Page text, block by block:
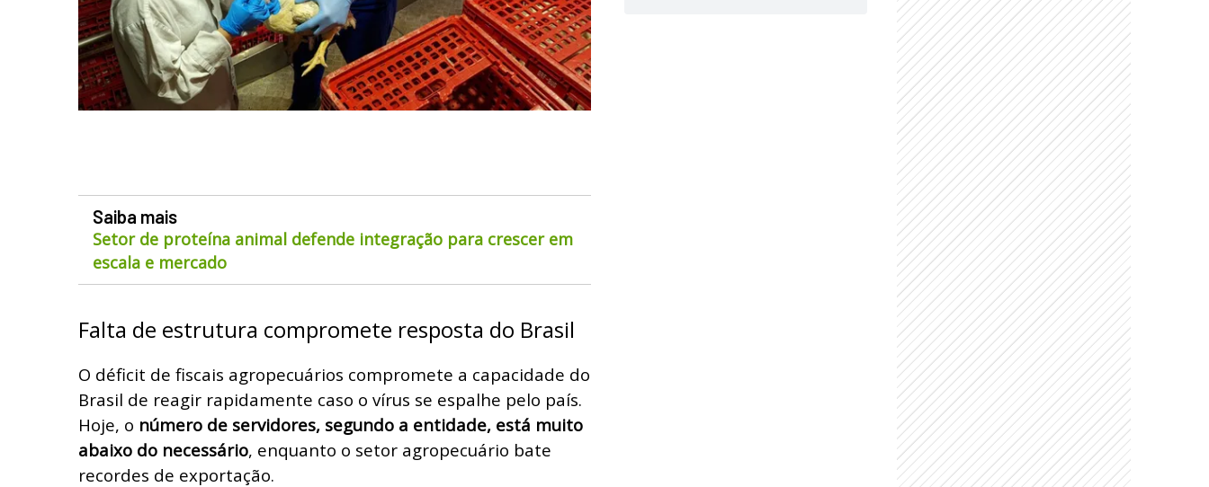
Saiba mais
Setor de proteína animal defende integração para crescer em
escala e mercado
Falta de estrutura compromete resposta do Brasil
O déficit de fiscais agropecuários compromete a capacidade do
Brasil de reagir rapidamente caso o vírus se espalhe pelo país.
Hoje, o número de servidores, segundo a entidade, está muito
abaixo do necessário, enquanto o setor agropecuário bate
recordes de exportação.